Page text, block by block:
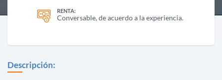
RENTA:
Conversable, de acuerdo a la experiencia.
Descripción: